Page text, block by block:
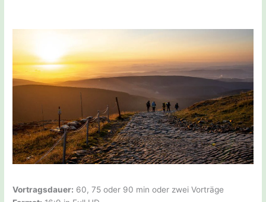
Vortragsdauer: 60, 75 oder 90 min oder zwei Vorträge